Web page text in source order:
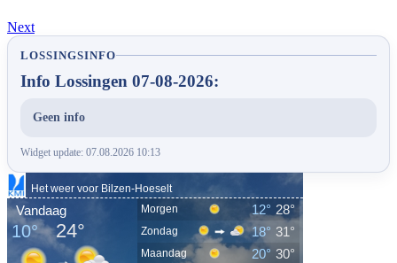
Next
LOSSINGSINFO
Info Lossingen 07-08-2026:
Geen info
Widget update: 07.08.2026 10:13